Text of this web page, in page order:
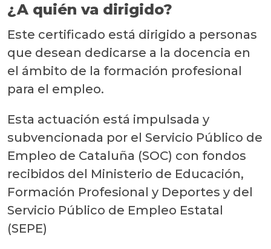
¿A quién va dirigido?
Este certificado está dirigido a personas
que desean dedicarse a la docencia en
el ámbito de la formación profesional
para el empleo.
Esta actuación está impulsada y
subvencionada por el Servicio Público de
Empleo de Cataluña (SOC) con fondos
recibidos del Ministerio de Educación,
Formación Profesional y Deportes y del
Servicio Público de Empleo Estatal
(SEPE)